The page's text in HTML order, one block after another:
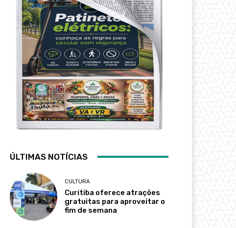
ÚLTIMAS NOTÍCIAS
CULTURA
Curitiba oferece atrações
gratuitas para aproveitar o
fim de semana